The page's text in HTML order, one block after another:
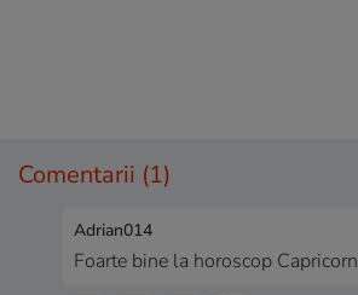
Comentarii (1)
Adrian014
Foarte bine la horoscop Capricorn